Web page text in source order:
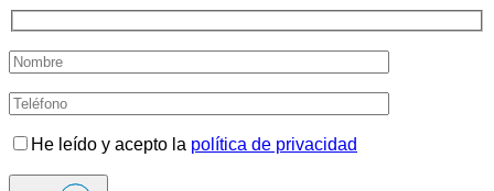
He leído y acepto la política de privacidad